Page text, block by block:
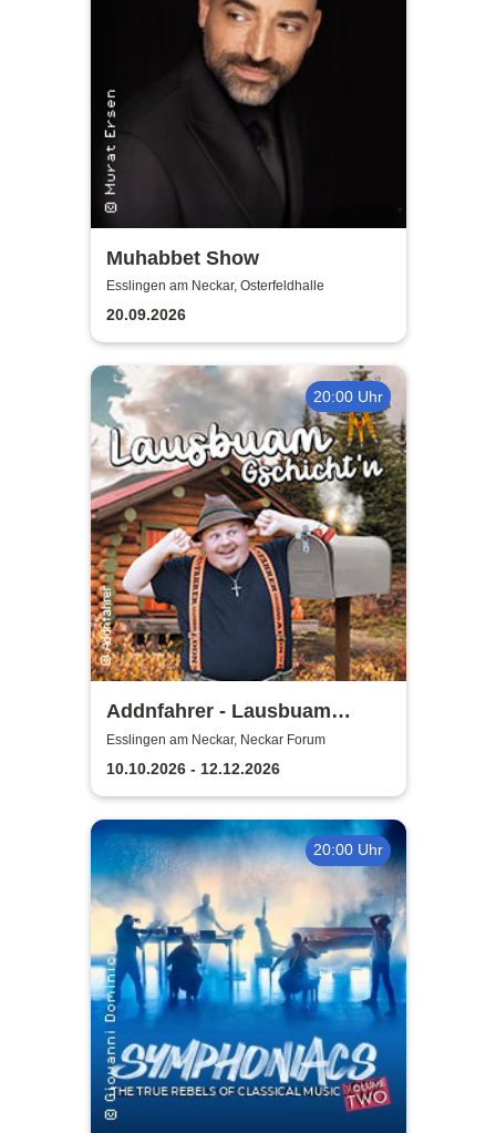
Muhabbet Show
Esslingen am Neckar, Osterfeldhalle
20.09.2026
20:00 Uhr
Addnfahrer - Lausbuam
Gschicht'n
Esslingen am Neckar, Neckar Forum
10.10.2026 - 12.12.2026
20:00 Uhr